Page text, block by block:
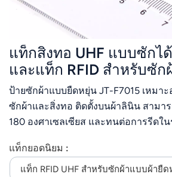
แท็กสิ่งทอ UHF แบบซักไ
และแท็ก RFID สำหรับซัก
ป้ายซักผ้าแบบยืดหยุ่น JT-F7015 เหมาะ
ซักผ้าและสิ่งทอ ติดตั้งบนผ้าลินิน สาม
180 องศาเซลเซียส และทนต่อการรีดใ
สม่ำเสมอ และผ่านการทดสอบการเขียน
ของผู้ใช้ก่อนออกจากโรงงานแล้ว ป้าย
แท็กยอดนิยม :
แท็ก RFID UHF สำหรับซักผ้าแบบผ้ายื